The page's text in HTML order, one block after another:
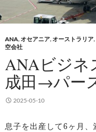
ANA,オセアニア,オーストラリア,
空会社
ANAビジネ
成田→パー
2025-05-10
息子を出産して6ヶ月、